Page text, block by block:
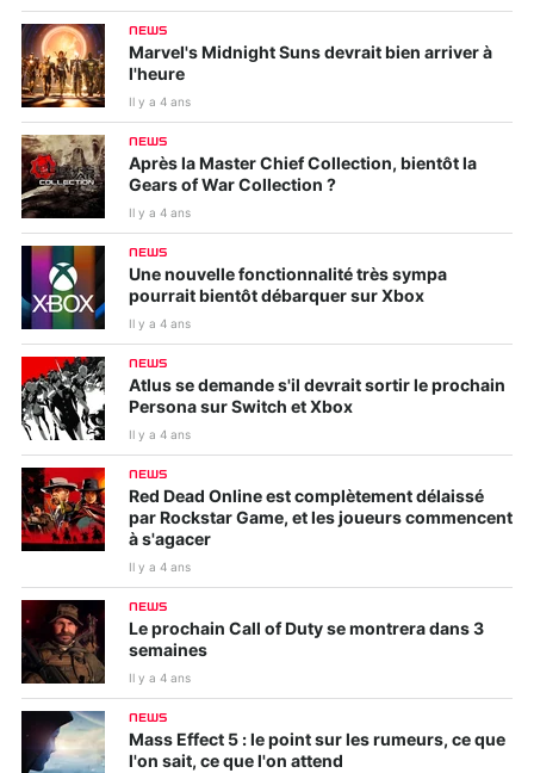
NEWS
Marvel's Midnight Suns devrait bien arriver à
l'heure
Il y a 4 ans
NEWS
Après la Master Chief Collection, bientôt la
Gears of War Collection ?
Il y a 4 ans
NEWS
Une nouvelle fonctionnalité très sympa
pourrait bientôt débarquer sur Xbox
Il y a 4 ans
NEWS
Atlus se demande s'il devrait sortir le prochain
Persona sur Switch et Xbox
Il y a 4 ans
NEWS
Red Dead Online est complètement délaissé
par Rockstar Game, et les joueurs commencent
à s'agacer
Il y a 4 ans
NEWS
Le prochain Call of Duty se montrera dans 3
semaines
Il y a 4 ans
NEWS
Mass Effect 5 : le point sur les rumeurs, ce que
l'on sait, ce que l'on attend